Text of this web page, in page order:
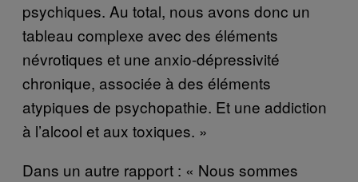
psychiques. Au total, nous avons donc un
tableau complexe avec des éléments
névrotiques et une anxio-dépressivité
chronique, associée à des éléments
atypiques de psychopathie. Et une addiction
à l’alcool et aux toxiques. »
Dans un autre rapport : « Nous sommes